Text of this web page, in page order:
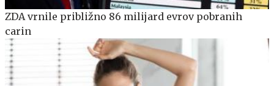
ZDA vrnile približno 86 milijard evrov pobranih
carin